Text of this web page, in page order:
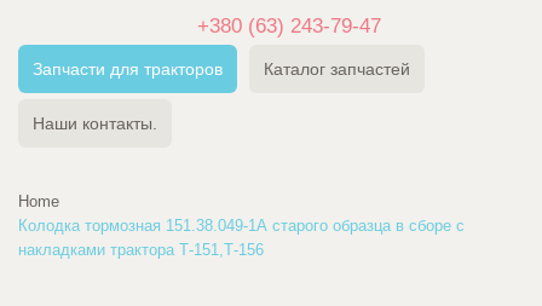
+380 (63) 243-79-47
Запчасти для тракторов Каталог запчастей
Наши контакты.
Home
Колодка тормозная 151.38.049-1А старого образца в сборе с
накладками трактора Т-151,Т-156